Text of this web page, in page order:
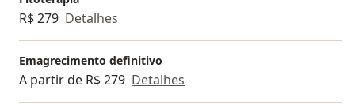
R$ 279 Detalhes
Emagrecimento definitivo
A partir de R$ 279 Detalhes